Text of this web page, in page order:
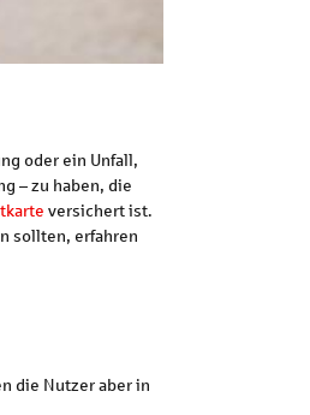
oder ein Unfall,
– zu haben, die
versichert ist.
sollten, erfahren
die Nutzer aber in